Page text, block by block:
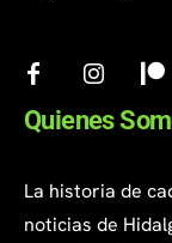
Quienes
La historia de
noticias de